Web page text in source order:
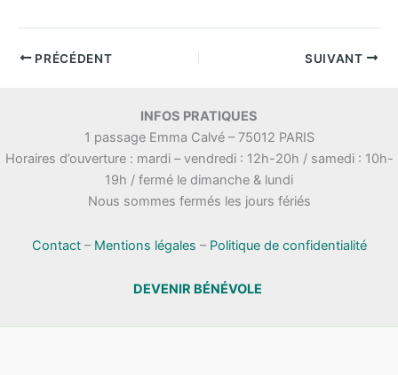
PRÉCÉDENT SUIVANT
INFOS PRATIQUES
1 passage Emma Calvé – 75012 PARIS
Horaires d’ouverture : mardi – vendredi : 12h-20h / samedi : 10h-
19h / fermé le dimanche & lundi
Nous sommes fermés les jours fériés
Contact– Mentions légales – Politique de confidentialité
DEVENIR BÉNÉVOLE